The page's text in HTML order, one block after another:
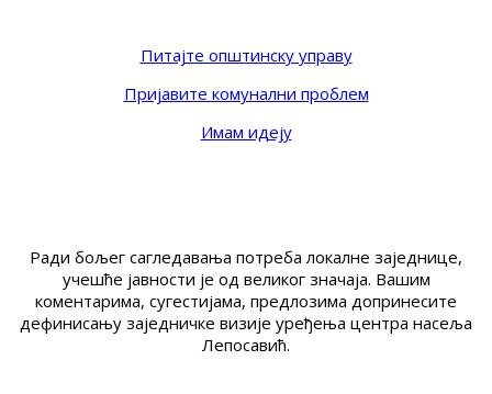
Питајте општинску управу
Пријавите комунални проблем
Имам идеју
Ради бољег сагледавања потреба локалне заједнице,
учешће јавности је од великог значаја. Вашим
коментарима, сугестијама, предлозима допринесите
дефинисању заједничке визије уређења центра насеља
Лепосавић.